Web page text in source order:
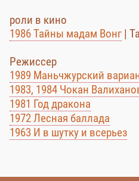
роли в кино
1986 Тайны мадам Вонг |
Режиссер
1989 Маньчжурский
1983, 1984 Чокан
1981 Год дракона
1972 Лесная баллада
1963 И в шутку и всерьез